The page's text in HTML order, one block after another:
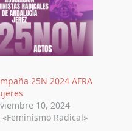
25N 2024 AFRA
10, 2024
«Feminismo Radical»